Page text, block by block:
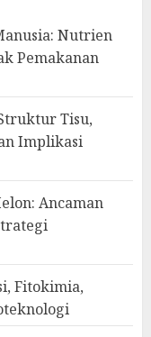
Nutrien
Pemakanan
Tisu,
Implikasi
Ancaman
Fitokimia,